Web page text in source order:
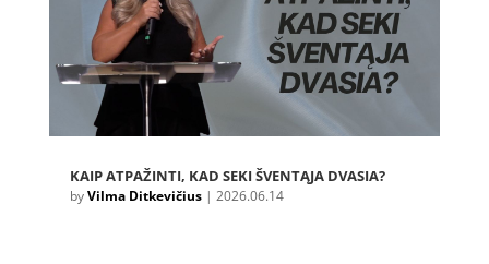
KAIP ATPAŽINTI, KAD SEKI ŠVENTĄJA DVASIA?
byVilma Ditkevičius| 2026.06.14